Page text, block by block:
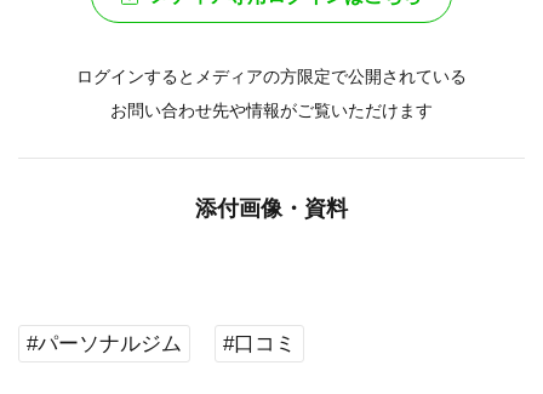
ログインするとメディアの方限定で公開されている
お問い合わせ先や情報がご覧いただけます
添付画像・資料
#パーソナルジム #口コミ